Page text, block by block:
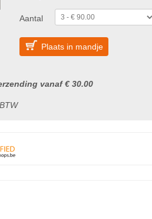
Aantal
Plaats in mandje
vanaf € 30.00